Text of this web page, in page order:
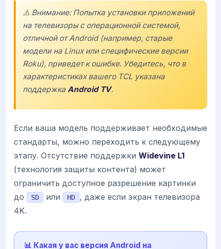
⚠️ Внимание: Попытка установки приложений
на телевизоры с операционной системой,
отличной от Android (например, старые
модели на Linux или специфические версии
Roku), приведет к ошибке. Убедитесь, что в
характеристиках вашего TCL указана
поддержка Android TV.
Если ваша модель поддерживает необходимые
стандарты, можно переходить к следующему
этапу. Отсутствие поддержки Widevine L1
(технология защиты контента) может
ограничить доступное разрешение картинки
до
SD или HD
, даже если экран телевизора
4K.
📊 Какая у вас версия Android на